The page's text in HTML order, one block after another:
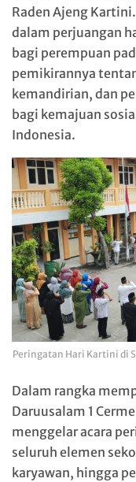
Raden Ajeng
dalam perjuangan
bagi perempuan
pemikirannya
kemandirian, dan
bagi kemajuan
Indonesia.
Peringatan Hari Kartini di
Dalam rangka
Daruusalam 1
menggelar acara
seluruh elemen
karyawan, hingga